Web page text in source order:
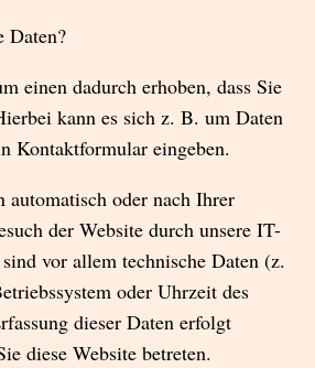
Daten?
einen dadurch erhoben, dass Sie
kann es sich z. B. um Daten
Kontaktformular eingeben.
automatisch oder nach Ihrer
der Website durch unsere IT-
vor allem technische Daten (z.
oder Uhrzeit des
dieser Daten erfolgt
diese Website betreten.